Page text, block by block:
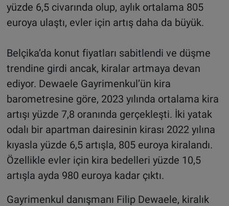
yüzde 6,5 civarında olup, aylık ortalama 805
euroya ulaştı, evler için artış daha da büyük.
Belçika’da konut fiyatları sabitlendi ve düşme
trendine girdi ancak, kiralar artmaya devan
ediyor. Dewaele Gayrimenkul’ün kira
barometresine göre, 2023 yılında ortalama kira
artışı yüzde 7,8 oranında gerçekleşti. İki yatak
odalı bir apartman dairesinin kirası 2022 yılına
kıyasla yüzde 6,5 artışla, 805 euroya kiralandı.
Özellikle evler için kira bedelleri yüzde 10,5
artışla ayda 980 euroya kadar çıktı.
Gayrimenkul danışmanı Filip Dewaele, kiralık